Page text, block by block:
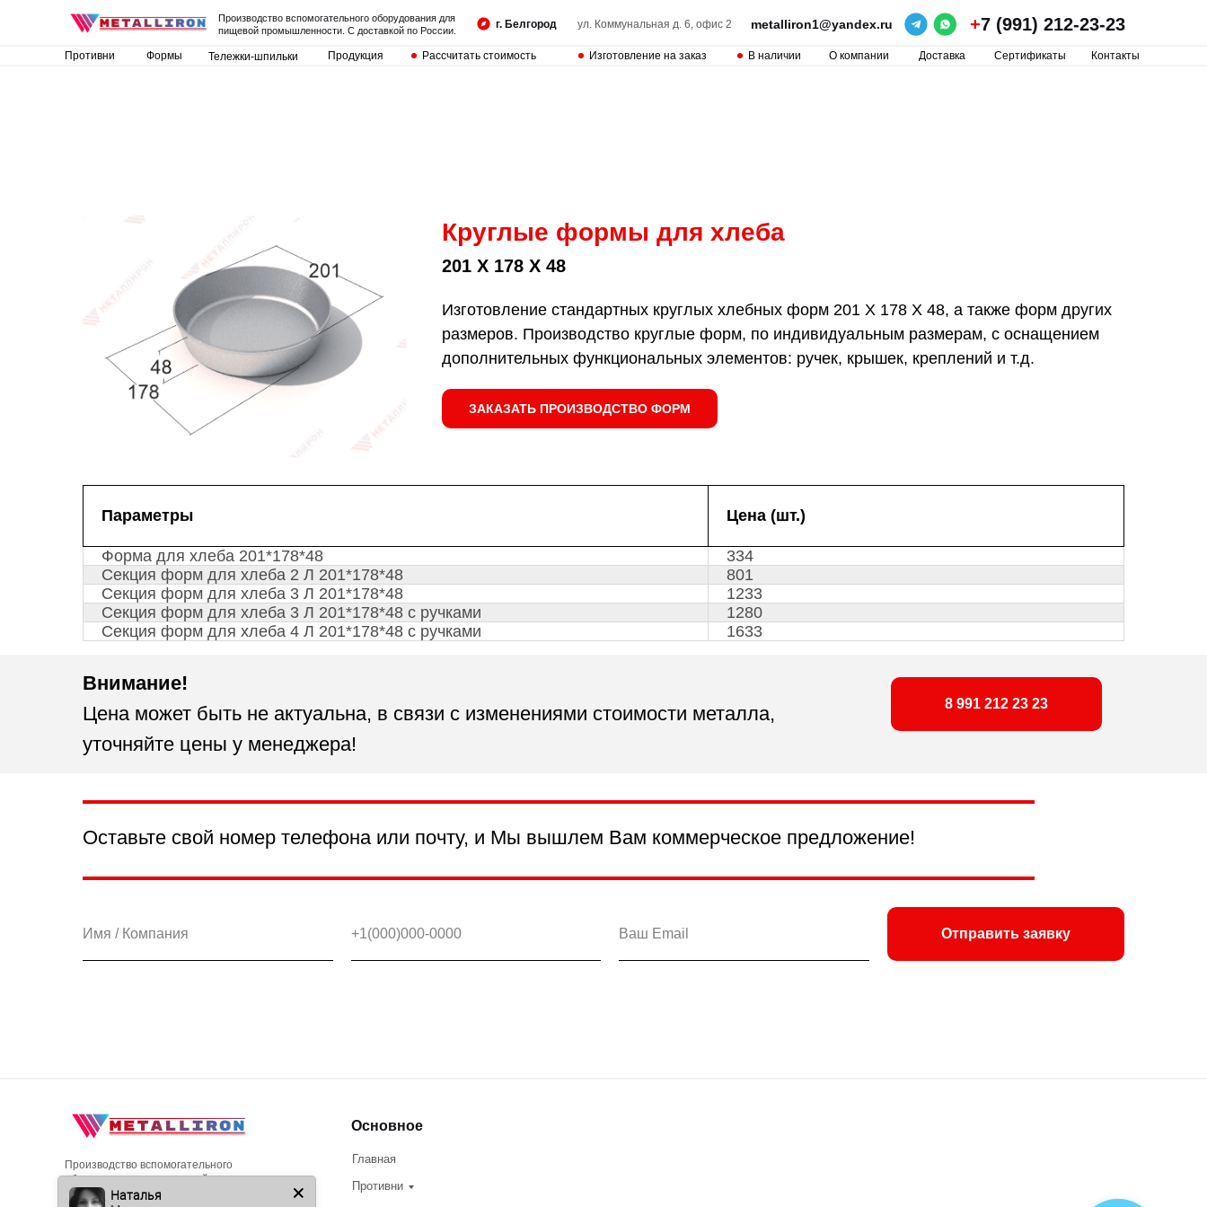
ул. Коммунальная д. 6, офис 2 +7 (991) 212-23-23
metalliron1@yandex.ru
Противни Формы Продукция Рассчитать стоимость Изготовление на заказ Доставка Сертификаты Контакты
г. Белгород
О компании
Тележки-шпильки В наличии
Производство вспомогательного оборудования для
пищевой промышленности. С доставкой по России.
Круглые формы для хлеба
201 Х 178 Х 48
Изготовление стандартных круглых хлебных форм 201 Х 178 Х 48, а также форм других
размеров. Производство круглые форм, по индивидуальным размерам, с оснащением
дополнительных функциональных элементов: ручек, крышек, креплений и т.д.
ЗАКАЗАТЬ ПРОИЗВОДСТВО ФОРМ
Параметры Цена (шт.)
Форма для хлеба 201*178*48
334
Секция форм для хлеба 2 Л 201*178*48
801
Секция форм для хлеба 3 Л 201*178*48
1233
Секция форм для хлеба 3 Л 201*178*48 с ручками
1280
Секция форм для хлеба 4 Л 201*178*48 с ручками
1633
Внимание!
Цена может быть не актуальна, в связи с изменениями стоимости металла,
уточняйте цены у менеджера!
8 991 212 23 23
Оставьте свой номер телефона или почту, и Мы вышлем Вам коммерческое предложение!
Отправить заявку
Производство вспомогательного
оборудования для пищевой
промышленности. С доставкой
Основное
Главная
Противни
Наталья